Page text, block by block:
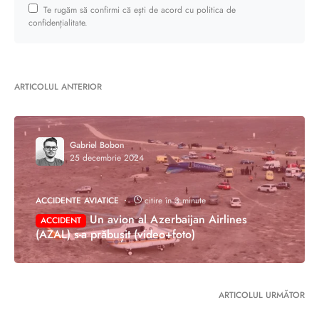
Te rugăm să confirmi că ești de acord cu politica de
confidențialitate.
ARTICOLUL ANTERIOR
Gabriel Bobon
25 decembrie 2024
ACCIDENTE AVIATICE
citire în 3 minute
ACCIDENT Un avion al Azerbaijan Airlines
(AZAL) s-a prăbușit (video+foto)
ARTICOLUL URMĂTOR